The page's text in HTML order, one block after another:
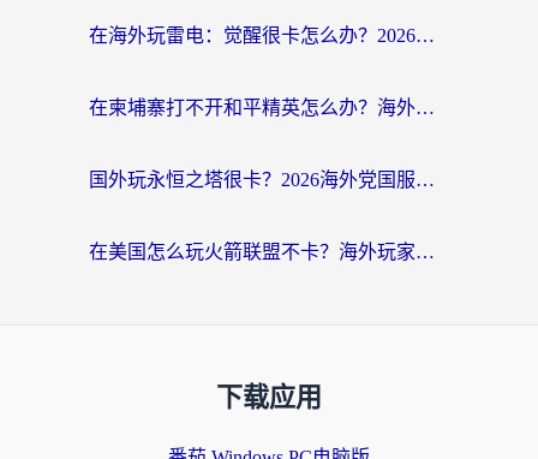
在海外玩雷电：觉醒很卡怎么办？2026终极指南帮你告别延迟与卡顿
在柬埔寨打不开和平精英怎么办？海外党必看的国服游戏加速终极指南
国外玩永恒之塔很卡？2026海外党国服游戏加速器终极指南（附街头篮球坦克世界实测）
在美国怎么玩火箭联盟不卡？海外玩家国服游戏加速终极指南（附明日方舟美版王者荣耀优化技巧）
下载应用